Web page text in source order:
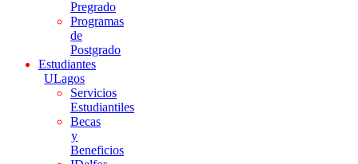
Pregrado
Programas
de
Postgrado
Estudiantes
ULagos
Servicios
Estudiantiles
Becas
y
Beneficios